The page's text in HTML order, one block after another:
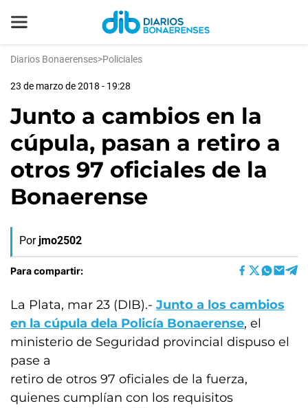
Diarios Bonaerenses>Policiales
23 de marzo de 2018 - 19:28
Junto a cambios en la
cúpula, pasan a retiro a
otros 97 oficiales de la
Bonaerense
Por jmo2502
Para compartir:
La Plata, mar 23 (DIB).- Junto a los cambios
en la cúpula dela Policía Bonaerense, el
ministerio de Seguridad provincial dispuso el
pase a
retiro de otros 97 oficiales de la fuerza,
quienes cumplían con los requisitos